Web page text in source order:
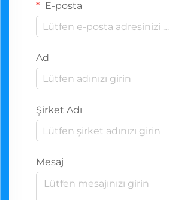
E-posta
Ad
Şirket Adı
Mesaj